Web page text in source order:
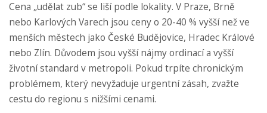
Cena „udělat zub“ se liší podle lokality. V Praze, Brně
nebo Karlových Varech jsou ceny o 20-40 % vyšší než ve
menších městech jako České Budějovice, Hradec Králové
nebo Zlín. Důvodem jsou vyšší nájmy ordinací a vyšší
životní standard v metropoli. Pokud trpíte chronickým
problémem, který nevyžaduje urgentní zásah, zvažte
cestu do regionu s nižšími cenami.